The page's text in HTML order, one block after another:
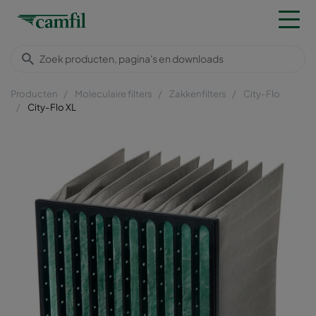
Producten Moleculaire filters Zakkenfilters
City-Flo
City-Flo XL